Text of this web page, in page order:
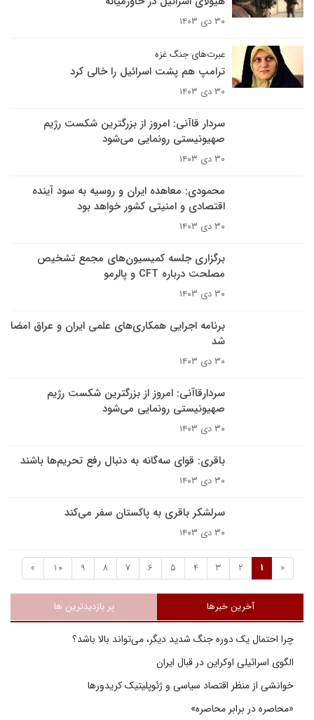
۳۰ دی ۱۴۰۳
عبرت‌های جنگ غزه
ترامپ هم پشت اسرائیل را خالی کرد
۳۰ دی ۱۴۰۳
سردار قاآنی: امروز از بزرگترین شکست رژیم
صهیونیستی رونمایی می‌شود
۳۰ دی ۱۴۰۳
محمودی: معاهده ایران و روسیه به سود آینده
اقتصادی و امنیتی کشور خواهد بود
۳۰ دی ۱۴۰۳
برگزاری جلسه کمیسیون‌های مجمع تشخیص
مصلحت درباره CFT و پالرمو
۳۰ دی ۱۴۰۳
برنامه اجرایی همکاری‌های علمی ایران و عراق امضا
شد
۳۰ دی ۱۴۰۳
سردارقاآنی: امروز از بزرگترین شکست رژیم
صهیونیستی رونمایی می‌شود
۳۰ دی ۱۴۰۳
باقری: قوای سه‌گانه به دنبال رفع تحریم‌ها باشند
۳۰ دی ۱۴۰۳
سرلشکر باقری به پاکستان سفر می‌کند
۳۰ دی ۱۴۰۳
«
1
2
3
4
5
6
7
8
9
10
»
آخرین خبرها پر بازدیدترین ها
چرا احتمال یک دوره جنگ شدید دیگر، می‌تواند بالا باشد؟
الگوی اسرائیلی اوکراین در قبال ایران
خوانشی از منظر اقتصاد سیاسی و ژئوپلیتیک کریدورها
«محاصره در برابر محاصره»